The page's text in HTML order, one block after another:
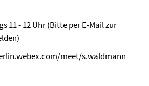
11 - 12 Uhr (Bitte per E-Mail zur
meet/s.waldmann